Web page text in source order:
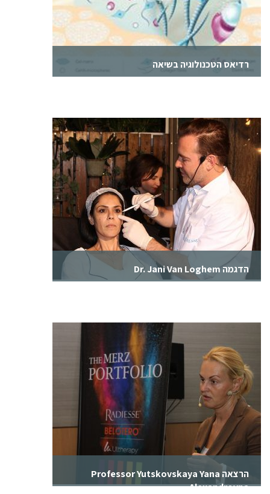
רדיאס הטכנולוגיה בשיאה
הדגמה Dr. Jani Van Loghem
ובלוטרו. בין האינדיקציות המתקדמות שהוצגו שימוש
ברדיאס למילוי המצח, קו לסת והרכות. שימוש
בבלוטרו לשקעים מתחת לעיניים ולחיים.
הרצאה Professor Yutskovskaya Yana
Alexandrovna